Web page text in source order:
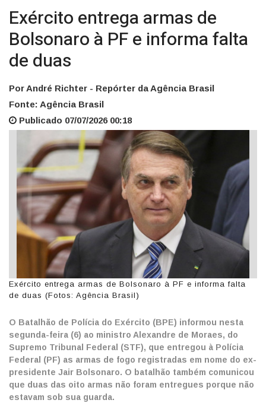
Exército entrega armas de
Bolsonaro à PF e informa falta
de duas
Por André Richter - Repórter da Agência Brasil
Fonte: Agência Brasil
Publicado 07/07/2026 00:18
Exército entrega armas de Bolsonaro à PF e informa falta
de duas (Fotos: Agência Brasil)
O Batalhão de Polícia do Exército (BPE) informou nesta
segunda-feira (6) ao ministro Alexandre de Moraes, do
Supremo Tribunal Federal (STF), que entregou à Polícia
Federal (PF) as armas de fogo registradas em nome do ex-
presidente Jair Bolsonaro. O batalhão também comunicou
que duas das oito armas não foram entregues porque não
estavam sob sua guarda.